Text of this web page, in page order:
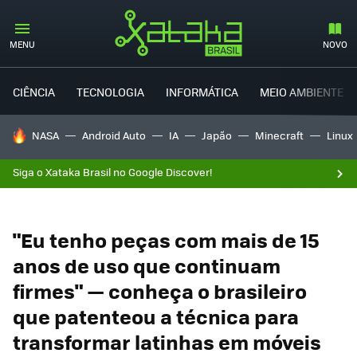
MENU NOVO
CIÊNCIA TECNOLOGIA INFORMÁTICA MEIO AMBIENTE
TENDÊNCIAS DO DIA
NASA Android Auto IA Japão Minecraft Linux
Siga o Xataka Brasil no Google Discover!
"Eu tenho peças com mais de 15
anos de uso que continuam
firmes" — conheça o brasileiro
que patenteou a técnica para
transformar latinhas em móveis